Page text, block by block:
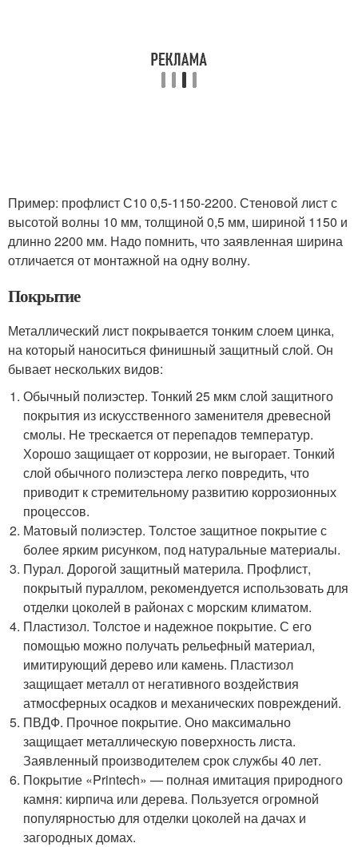
Пример: профлист С10 0,5-1150-2200. Стеновой лист с
высотой волны 10 мм, толщиной 0,5 мм, шириной 1150 и
длинно 2200 мм. Надо помнить, что заявленная ширина
отличается от монтажной на одну волну.
Покрытие
Металлический лист покрывается тонким слоем цинка,
на который наноситься финишный защитный слой. Он
бывает нескольких видов:
Обычный полиэстер. Тонкий 25 мкм слой защитного
покрытия из искусственного заменителя древесной
смолы. Не трескается от перепадов температур.
Хорошо защищает от коррозии, не выгорает. Тонкий
слой обычного полиэстера легко повредить, что
приводит к стремительному развитию коррозионных
процессов.
Матовый полиэстер. Толстое защитное покрытие с
более ярким рисунком, под натуральные материалы.
Пурал. Дорогой защитный материла. Профлист,
покрытый пураллом, рекомендуется использовать для
отделки цоколей в районах с морским климатом.
Пластизол. Толстое и надежное покрытие. С его
помощью можно получать рельефный материал,
имитирующий дерево или камень. Пластизол
защищает металл от негативного воздействия
атмосферных осадков и механических повреждений.
ПВДФ. Прочное покрытие. Оно максимально
защищает металлическую поверхность листа.
Заявленный производителем срок службы 40 лет.
Покрытие «Printech» — полная имитация природного
камня: кирпича или дерева. Пользуется огромной
популярностью для отделки цоколей на дачах и
загородных домах.